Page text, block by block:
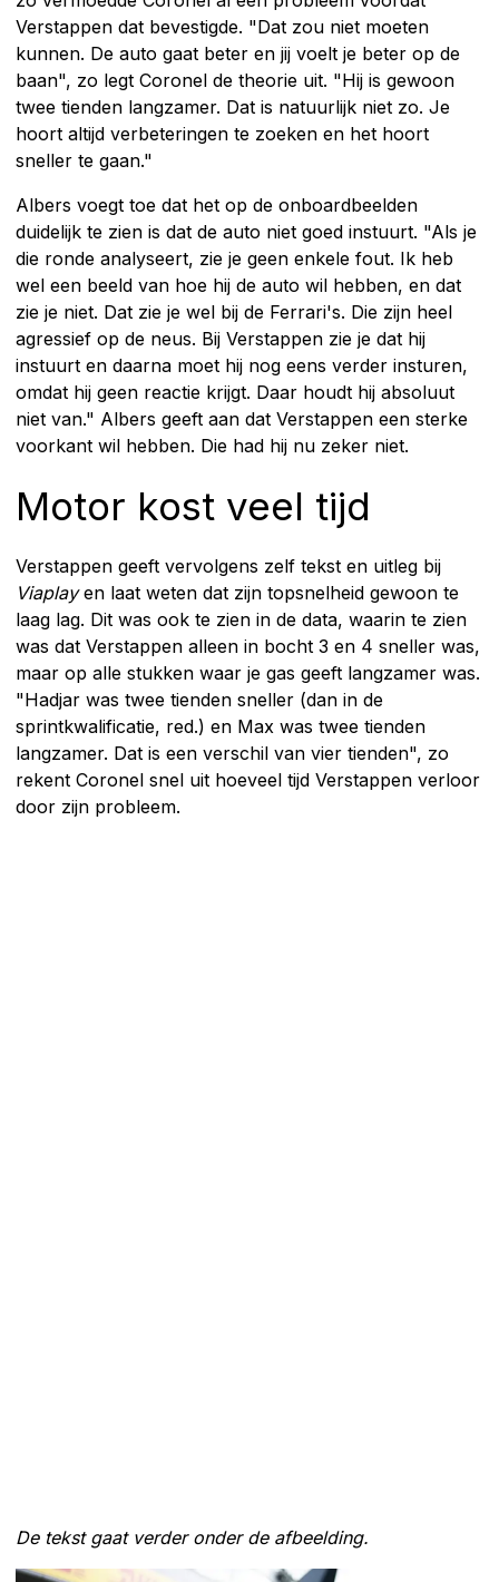
Verstappen dat bevestigde. "Dat zou niet moeten
kunnen. De auto gaat beter en jij voelt je beter op de
baan", zo legt Coronel de theorie uit. "Hij is gewoon
twee tienden langzamer. Dat is natuurlijk niet zo. Je
hoort altijd verbeteringen te zoeken en het hoort
sneller te gaan."
Albers voegt toe dat het op de onboardbeelden
duidelijk te zien is dat de auto niet goed instuurt. "Als je
die ronde analyseert, zie je geen enkele fout. Ik heb
wel een beeld van hoe hij de auto wil hebben, en dat
zie je niet. Dat zie je wel bij de Ferrari's. Die zijn heel
agressief op de neus. Bij Verstappen zie je dat hij
instuurt en daarna moet hij nog eens verder insturen,
omdat hij geen reactie krijgt. Daar houdt hij absoluut
niet van." Albers geeft aan dat Verstappen een sterke
voorkant wil hebben. Die had hij nu zeker niet.
Motor kost veel tijd
Verstappen geeft vervolgens zelf tekst en uitleg bij
Viaplayen laat weten dat zijn topsnelheid gewoon te
laag lag. Dit was ook te zien in de data, waarin te zien
was dat Verstappen alleen in bocht 3 en 4 sneller was,
maar op alle stukken waar je gas geeft langzamer was.
"Hadjar was twee tienden sneller (dan in de
sprintkwalificatie, red.) en Max was twee tienden
langzamer. Dat is een verschil van vier tienden", zo
rekent Coronel snel uit hoeveel tijd Verstappen verloor
door zijn probleem.
De tekst gaat verder onder de afbeelding.